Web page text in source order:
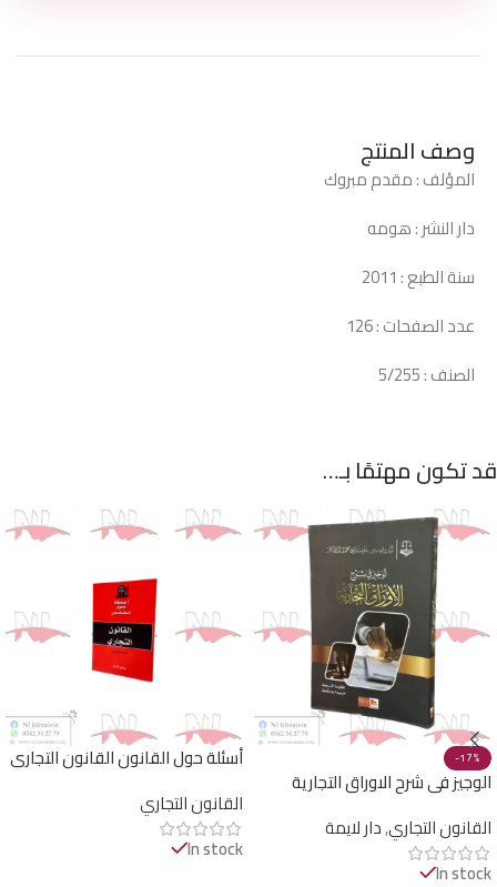
وصف المنتج
المؤلف : مقدم مبروك
دار النشر : هومه
سنة الطبع : 2011
عدد الصفحات : 126
الصنف : 5/255
قد تكون مهتمًا بـ…
-17%
الوجيز في شرح الاوراق التجارية
القانون التجاري,دار لايمة
In stock
أسئلة حول القانون القانون التجاري
القانون التجاري
In stock